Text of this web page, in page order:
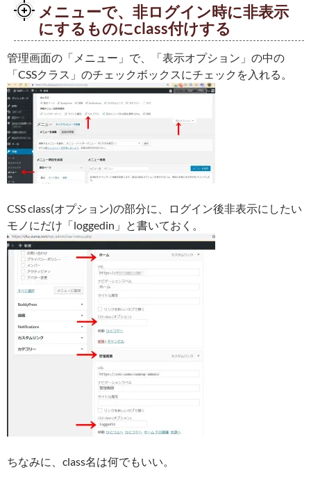
メニューで、非ログイン時に非表示
にするものにclass付けする
管理画面の「メニュー」で、「表示オプション」の中の
「CSSクラス」のチェックボックスにチェックを入れる。
CSS class(オプション)の部分に、ログイン後非表示にしたい
モノにだけ「loggedin」と書いておく。
ちなみに、class名は何でもいい。